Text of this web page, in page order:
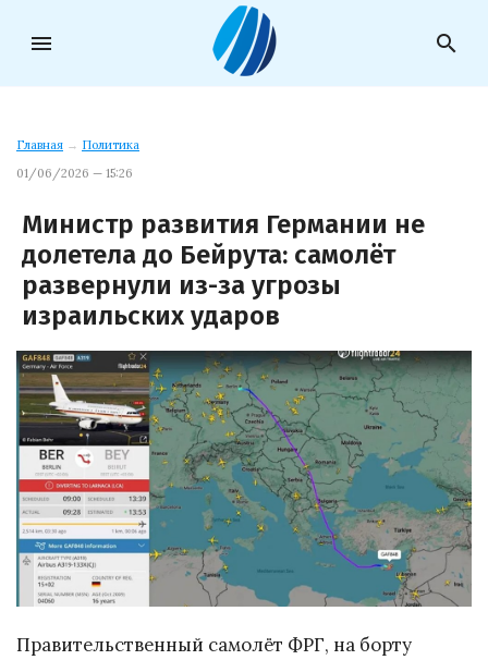
menu search
Главная → Политика
01/06/2026 — 15:26
Министр развития Германии не
долетела до Бейрута: самолёт
развернули из-за угрозы
израильских ударов
Правительственный самолёт ФРГ, на борту